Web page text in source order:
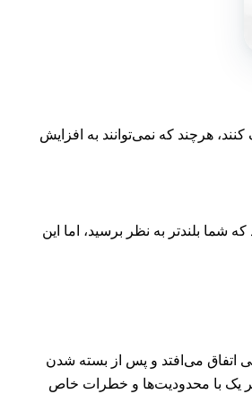
هرچند که نمی‌توانند به افزایش
بلندتر به نظر برسید، اما این
اتفاق می‌افتد و پس از بسته شدن
یک با محدودیت‌ها و خطرات خاص